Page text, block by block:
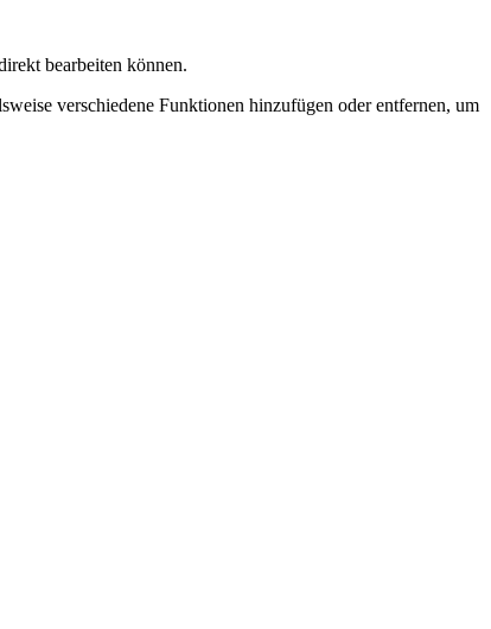
bearbeiten können.
verschiedene Funktionen hinzufügen oder entfernen, um